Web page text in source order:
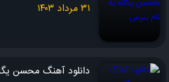
۳۱ مرداد ۱۴۰۳
دانلود آهنگ محسن